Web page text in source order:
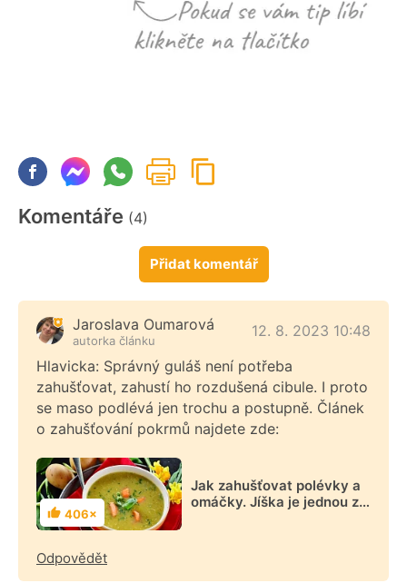
Komentáře (4)
Přidat komentář
Jaroslava Oumarová
autorka článku
12. 8. 2023 10:48
Hlavicka: Správný guláš není potřeba
zahušťovat, zahustí ho rozdušená cibule. I proto
se maso podlévá jen trochu a postupně. Článek
o zahušťování pokrmů najdete zde:
Hodnocení
406×
Jak zahušťovat polévky a
omáčky. Jíška je jednou z
Odpovědět